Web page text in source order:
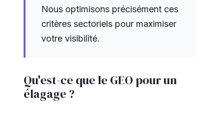
Nous optimisons précisément ces
critères sectoriels pour maximiser
votre visibilité.
Qu'est-ce que le GEO pour un
élagage ?